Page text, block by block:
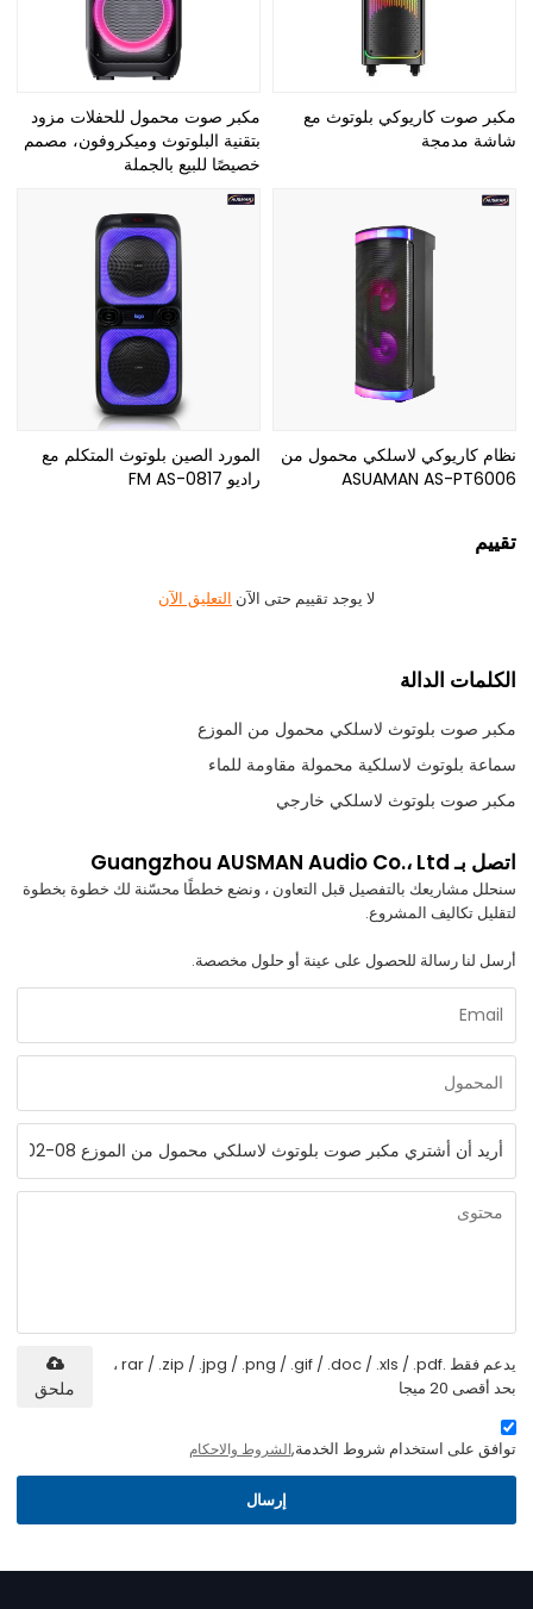
مكبر صوت كاريوكي بلوتوث مع
شاشة مدمجة
مكبر صوت محمول للحفلات مزود
بتقنية البلوتوث وميكروفون، مصمم
خصيصًا للبيع بالجملة
نظام كاريوكي لاسلكي محمول من
ASUAMAN AS-PT6006
المورد الصين بلوتوث المتكلم مع
راديو FM AS-0817
تقييم
لا يوجد تقييم حتى الآن التعليق الآن
الكلمات الدالة
مكبر صوت بلوتوث لاسلكي محمول من الموزع
سماعة بلوتوث لاسلكية محمولة مقاومة للماء
مكبر صوت بلوتوث لاسلكي خارجي
اتصل بـ Guangzhou AUSMAN Audio Co.، Ltd
سنحلل مشاريعك بالتفصيل قبل التعاون ، ونضع خططًا محسّنة لك خطوة بخطوة
لتقليل تكاليف المشروع.
أرسل لنا رسالة للحصول على عينة أو حلول مخصصة.
يدعم فقط .rar / .zip / .jpg / .png / .gif / .doc / .xls / .pdf ،
بحد أقصى 20 ميجا
ملحق
توافق على استخدام شروط الخدمة,الشروط والاحكام
إرسال